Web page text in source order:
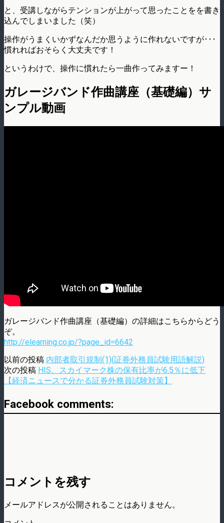
と、受講しながらテンションが上がって思ったことをを書き
込んでしまいました（笑）
操作がうまくいかずなんだか思うように作れないですが･･･
慣れればおそらく大丈夫です！
というわけで、操作に慣れたら一曲作ってみますー！
ガレージバンド作曲講座（基礎編）サ
ンプル動画
ガレージバンド作曲講座（基礎編）の詳細はこちらからどう
ぞ。
http://elearning.co.jp/?page_id=6642
以前の投稿 内部者取引規制(1)(証券外務員試験用語解説)
次の投稿 HIS、スカイマーク株の保有比率が6.5％に低下
【経済ニュースで分かる証券外務員試験対策】
Facebook comments:
コメントを残す
メールアドレスが公開されることはありません。